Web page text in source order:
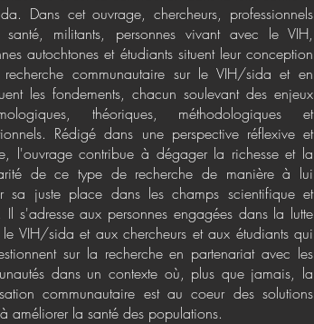
Dans cet ouvrage, chercheurs, professionnels
militants, personnes vivant avec le VIH,
autochtones et étudiants situent leur conception
communautaire sur le VIH/sida et en
les fondements, chacun soulevant des enjeux
théoriques, méthodologiques et
Rédigé dans une perspective réflexive et
l'ouvrage contribue à dégager la richesse et la
de ce type de recherche de manière à lui
sa juste place dans les champs scientifique et
Il s'adresse aux personnes engagées dans la lutte
le VIH/sida et aux chercheurs et aux étudiants qui
sur la recherche en partenariat avec les
dans un contexte où, plus que jamais, la
communautaire est au coeur des solutions
améliorer la santé des populations.